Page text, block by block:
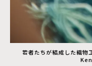
若者たちが結成した織